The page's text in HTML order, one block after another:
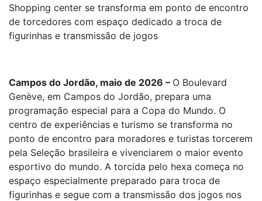
Shopping center se transforma em ponto de encontro
de torcedores com espaço dedicado a troca de
figurinhas e transmissão de jogos
Campos do Jordão, maio de 2026 – O Boulevard
Genève, em Campos do Jordão, prepara uma
programação especial para a Copa do Mundo. O
centro de experiências e turismo se transforma no
ponto de encontro para moradores e turistas torcerem
pela Seleção brasileira e vivenciarem o maior evento
esportivo do mundo. A torcida pelo hexa começa no
espaço especialmente preparado para troca de
figurinhas e segue com a transmissão dos jogos nos